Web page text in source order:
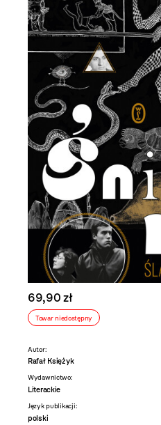
69,90 zł
Towar niedostępny
Autor:
Rafał Księżyk
Wydawnictwo:
Literackie
Język publikacji:
polski